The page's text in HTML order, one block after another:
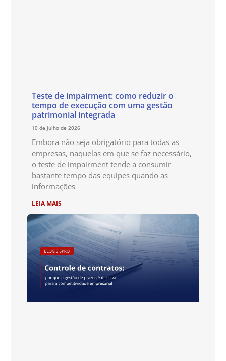
Teste de impairment: como reduzir o
tempo de execução com uma gestão
patrimonial integrada
10 de julho de 2026
Embora não seja obrigatório para todas as
empresas, naquelas em que se faz necessário,
o teste de impairment tende a consumir
bastante tempo das equipes quando as
informações
LEIA MAIS